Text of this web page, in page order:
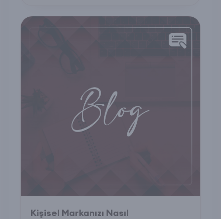
Kişisel Markanızı Nasıl